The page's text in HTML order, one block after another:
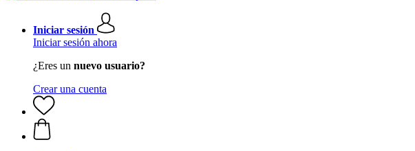
Iniciar sesión
Iniciar sesión ahora
¿Eres un nuevo usuario?
Crear una cuenta